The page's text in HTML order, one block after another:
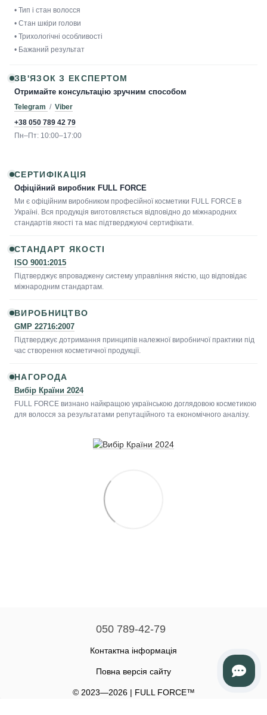
• Тип і стан волосся
• Стан шкіри голови
• Трихологічні особливості
• Бажаний результат
ЗВ'ЯЗОК З ЕКСПЕРТОМ
Отримайте консультацію зручним способом
Telegram / Viber
+38 050 789 42 79
Пн–Пт: 10:00–17:00
СЕРТИФІКАЦІЯ
Офіційний виробник FULL FORCE
Ми є офіційним виробником професійної косметики FULL FORCE в
Україні. Вся продукція виготовляється відповідно до міжнародних
стандартів якості та має підтверджуючі сертифікати.
СТАНДАРТ ЯКОСТІ
ISO 9001:2015
Підтверджує впроваджену систему управління якістю, що відповідає
міжнародним стандартам.
ВИРОБНИЦТВО
GMP 22716:2007
Підтверджує дотримання принципів належної виробничої практики під
час створення косметичної продукції.
НАГОРОДА
Вибір Країни 2024
FULL FORCE визнано найкращою українською доглядовою косметикою
для волосся за результатами репутаційного та економічного аналізу.
050 789-42-79
Контактна інформація
Повна версія сайту
© 2023—2026 | FULL FORCE™